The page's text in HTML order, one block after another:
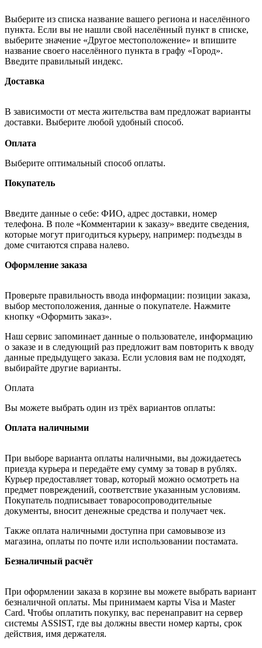
Выберите из списка название вашего региона и населённого
пункта. Если вы не нашли свой населённый пункт в списке,
выберите значение «Другое местоположение» и впишите
название своего населённого пункта в графу «Город».
Введите правильный индекс.
Доставка
В зависимости от места жительства вам предложат варианты
доставки. Выберите любой удобный способ.
Оплата
Выберите оптимальный способ оплаты.
Покупатель
Введите данные о себе: ФИО, адрес доставки, номер
телефона. В поле «Комментарии к заказу» введите сведения,
которые могут пригодиться курьеру, например: подъезды в
доме считаются справа налево.
Оформление заказа
Проверьте правильность ввода информации: позиции заказа,
выбор местоположения, данные о покупателе. Нажмите
кнопку «Оформить заказ».
Наш сервис запоминает данные о пользователе, информацию
о заказе и в следующий раз предложит вам повторить к вводу
данные предыдущего заказа. Если условия вам не подходят,
выбирайте другие варианты.
Оплата
Вы можете выбрать один из трёх вариантов оплаты:
Оплата наличными
При выборе варианта оплаты наличными, вы дожидаетесь
приезда курьера и передаёте ему сумму за товар в рублях.
Курьер предоставляет товар, который можно осмотреть на
предмет повреждений, соответствие указанным условиям.
Покупатель подписывает товаросопроводительные
документы, вносит денежные средства и получает чек.
Также оплата наличными доступна при самовывозе из
магазина, оплаты по почте или использовании постамата.
Безналичный расчёт
При оформлении заказа в корзине вы можете выбрать вариант
безналичной оплаты. Мы принимаем карты Visa и Master
Card. Чтобы оплатить покупку, вас перенаправит на сервер
системы ASSIST, где вы должны ввести номер карты, срок
действия, имя держателя.